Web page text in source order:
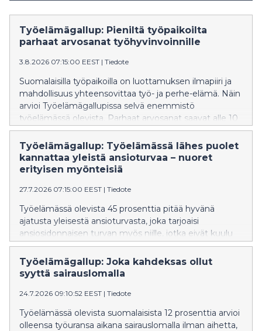
Työelämägallup: Pieniltä työpaikoilta
parhaat arvosanat työhyvinvoinnille
3.8.2026 07:15:00 EEST | Tiedote
Suomalaisilla työpaikoilla on luottamuksen ilmapiiri ja
mahdollisuus yhteensovittaa työ- ja perhe-elämä. Näin
arvioi Työelämägallupissa selvä enemmistö
työelämässä olevista. Parhaat arvosanat saavat alle 10
hengen työpaikat, joissa perhe-elämän
yhteensovittaminen, tasapuolisuus ja luottamus
arvioidaan korkeiksi. Hyvä työilmapiiri nousee
rahapalkkaa tärkeämmäksi työssä viihtymisen tekijäksi.
Työelämägallup: Työelämässä lähes puolet
kannattaa yleistä ansioturvaa – nuoret
erityisen myönteisiä
27.7.2026 07:15:00 EEST | Tiedote
Työelämässä olevista 45 prosenttia pitää hyvänä
ajatusta yleisestä ansioturvasta, joka tarjoaisi
ansiosidonnaisen turvan myös niille, jotka eivät kuulu
työttömyyskassoihin. ”Nykyinen malli kohtelee
erityisen huonosti hauraimmassa työmarkkina-
asemassa olevia, jotka ovat usein nuoria. Moni myös
väärää käsitystä välttämättä haluta laajalti edes
oikoa”, johtaja Atte Rytkönen-Sandberg Suomen
Yrittäjistä sanoo.
Työelämägallup: Joka kahdeksas ollut
syyttä sairauslomalla
24.7.2026 09:10:52 EEST | Tiedote
Työelämässä olevista suomalaisista 12 prosenttia arvioi
olleensa työuransa aikana sairauslomalla ilman aihetta,